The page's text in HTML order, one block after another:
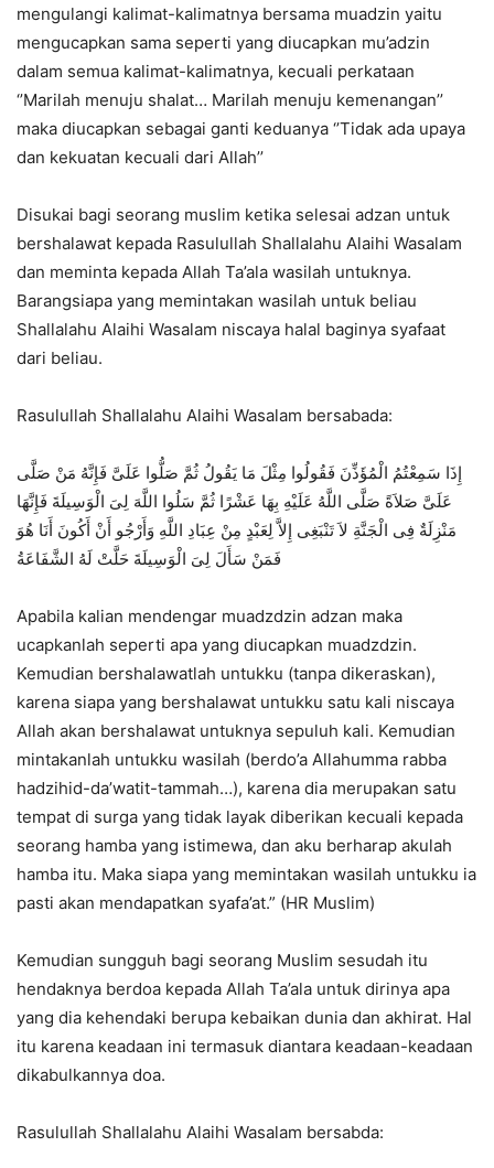
mengulangi kalimat-kalimatnya bersama muadzin yaitu
mengucapkan sama seperti yang diucapkan mu’adzin
dalam semua kalimat-kalimatnya, kecuali perkataan
‘’Marilah menuju shalat… Marilah menuju kemenangan’’
maka diucapkan sebagai ganti keduanya ‘’Tidak ada upaya
dan kekuatan kecuali dari Allah’’
Disukai bagi seorang muslim ketika selesai adzan untuk
bershalawat kepada Rasulullah Shallalahu Alaihi Wasalam
dan meminta kepada Allah Ta’ala wasilah untuknya.
Barangsiapa yang memintakan wasilah untuk beliau
Shallalahu Alaihi Wasalam niscaya halal baginya syafaat
dari beliau.
Rasulullah Shallalahu Alaihi Wasalam bersabada:
إِذَا سَمِعْتُمُ الْمُؤَذِّنَ فَقُولُوا مِثْلَ مَا يَقُولُ ثُمَّ صَلُّوا عَلَىَّ فَإِنَّهُ مَنْ صَلَّى
عَلَىَّ صَلاَةً صَلَّى اللَّهُ عَلَيْهِ بِهَا عَشْرًا ثُمَّ سَلُوا اللَّهَ لِىَ الْوَسِيلَةَ فَإِنَّهَا
مَنْزِلَةٌ فِى الْجَنَّةِ لاَ تَنْبَغِى إِلاَّ لِعَبْدٍ مِنْ عِبَادِ اللَّهِ وَأَرْجُو أَنْ أَكُونَ أَنَا هُوَ
فَمَنْ سَأَلَ لِىَ الْوَسِيلَةَ حَلَّتْ لَهُ الشَّفَاعَةُ
Apabila kalian mendengar muadzdzin adzan maka
ucapkanlah seperti apa yang diucapkan muadzdzin.
Kemudian bershalawatlah untukku (tanpa dikeraskan),
karena siapa yang bershalawat untukku satu kali niscaya
Allah akan bershalawat untuknya sepuluh kali. Kemudian
mintakanlah untukku wasilah (berdo’a Allahumma rabba
hadzihid-da’watit-tammah…), karena dia merupakan satu
tempat di surga yang tidak layak diberikan kecuali kepada
seorang hamba yang istimewa, dan aku berharap akulah
hamba itu. Maka siapa yang memintakan wasilah untukku ia
pasti akan mendapatkan syafa’at.” (HR Muslim)
Kemudian sungguh bagi seorang Muslim sesudah itu
hendaknya berdoa kepada Allah Ta’ala untuk dirinya apa
yang dia kehendaki berupa kebaikan dunia dan akhirat. Hal
itu karena keadaan ini termasuk diantara keadaan-keadaan
dikabulkannya doa.
Rasulullah Shallalahu Alaihi Wasalam bersabda: